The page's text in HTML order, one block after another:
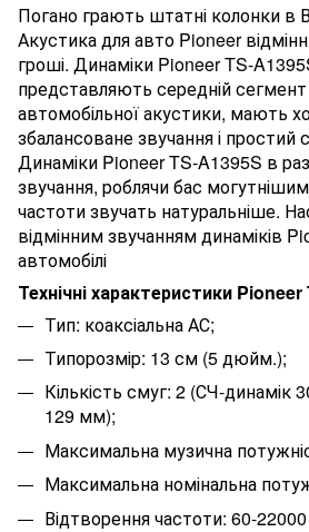
Погано грають штатні колонки в
Акустика для авто Pioneer
гроші. Динаміки Pioneer TS-
представляють середній
автомобільної акустики, мають
збалансоване звучання і простий
Динаміки Pioneer TS-A1395S в
звучання, роблячи бас
частоти звучать натуральніше.
відмінним звучанням динаміків
автомобілі
Технічні характеристики
Тип: коаксіальна АС;
Типорозмір: 13 см (5 дюйм.);
Кількість смуг: 2 (СЧ-динамік
129 мм);
Максимальна музична
Максимальна номінальна
Відтворення частоти: 60-